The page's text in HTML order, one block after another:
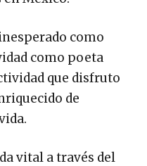
como
como poeta
que disfruto
de
vital a través del